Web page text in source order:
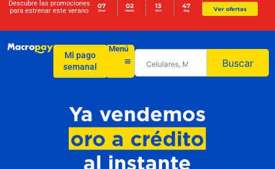
Descubre las promociones
para estrenar este verano
07
Días
02
Horas
13
Min
46
Seg Ver ofertas
Mi pago
semanal
Menú
Buscar